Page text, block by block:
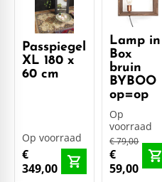
Passpiegel
XL 180 x
60 cm
Op voorraad
€
349,00
Lamp in
Box
bruin
BYBOO
op=op
Op
voorraad
€ 79,00
€
59,00